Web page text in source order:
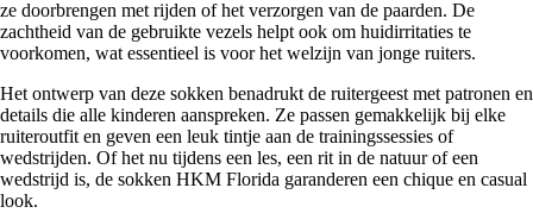
ze doorbrengen met rijden of het verzorgen van de paarden. De
zachtheid van de gebruikte vezels helpt ook om huidirritaties te
voorkomen, wat essentieel is voor het welzijn van jonge ruiters.
Het ontwerp van deze sokken benadrukt de ruitergeest met patronen en
details die alle kinderen aanspreken. Ze passen gemakkelijk bij elke
ruiteroutfit en geven een leuk tintje aan de trainingssessies of
wedstrijden. Of het nu tijdens een les, een rit in de natuur of een
wedstrijd is, de sokken HKM Florida garanderen een chique en casual
look.